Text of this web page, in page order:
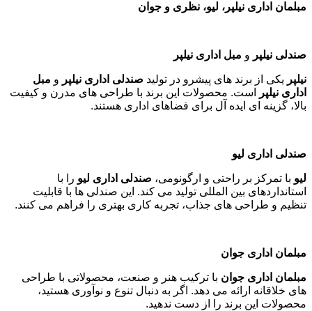
مبلمان اداری نیلپر، لیو، نظری و جوان
صندلی نیلپر و مبل اداری نیلپر
نیلپر یکی از برند های پیشرو در تولید صندلی اداری نیلپر و مبل
اداری نیلپر
است. محصولات این برند با طراحی های مدرن و کیفیت
بالا، گزینه ای ایده آل برای فضاهای اداری هستند.
صندلی اداری لیو
لیو با تمرکز بر راحتی و ارگونومی، صندلی اداری لیو را با
استانداردهای بین المللی تولید می کند. این صندلی ها با قابلیت
تنظیم و طراحی های جذاب، تجربه کاری بهتری را فراهم می کنند.
مبلمان اداری جوان
مبلمان اداری جوان با ترکیب هنر و صنعت، محصولاتی با طراحی
های خلاقانه ارائه می دهد. اگر به دنبال تنوع و نوآوری هستید،
محصولات این برند را از دست ندهید.